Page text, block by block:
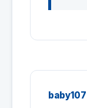
baby107